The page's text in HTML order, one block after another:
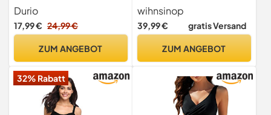
Up Einteilig Netzstoff
Rückenfrei Elegant
Bademode mit Cups
Schwarz 36-38 (Tag Size S)
Durio
17,99 € 24,99 €
ZUM ANGEBOT
Freizeit Badeanzug Tankinis
Zweiteiler Sets Sommer
Elegant Badeanzüge für
Badeshorts
wihnsinop
39,99 € gratis Versand
ZUM ANGEBOT
32% Rabatt